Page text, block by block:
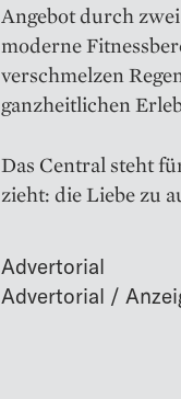
Angebot durch
moderne
verschmelzen
ganzheitlichen
Das Central steht
zieht: die Liebe zu
Advertorial